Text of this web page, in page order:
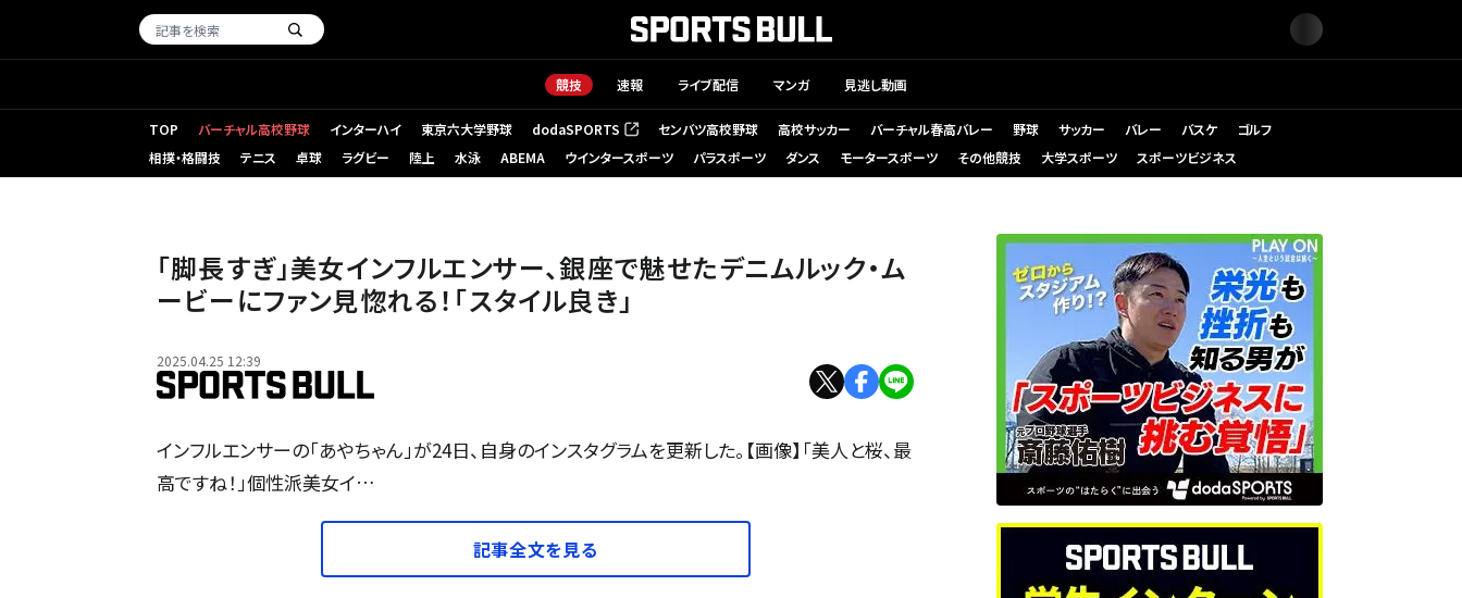
競技 速報 ライブ配信 マンガ 見逃し動画
TOP バーチャル高校野球 インターハイ 東京六大学野球 dodaSPORTS
（新しいタブで開く） センバツ高校野球 高校サッカー バーチャル春高バレー 野球 サッカー バレー バスケ
ゴルフ
相撲・格闘技
テニス 卓球 ラグビー 陸上 水泳 ABEMA ウインタースポーツ パラスポーツ ダンス モータースポーツ その他競技 大学スポーツ スポーツビジネス
「脚長すぎ」美女インフルエンサー、銀座で魅せたデニムルック・ム
ービーにファン見惚れる！「スタイル良き」
2025.04.25 12:39
インフルエンサーの「あやちゃん」が24日、自身のインスタグラムを更新した。【画像】「美人と桜、最
高ですね！」個性派美女イ…
記事全文を見る